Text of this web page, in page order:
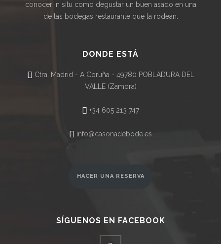
conocer in situ como degustar un buen asado en una
de las bodegas restaurante que la rodean.
DONDE ESTÁ
Ctra. Madrid - A Coruña - 49780 POBLADURA DEL
VALLE (Zamora)
+34 605 213 747
info@casonadebode.es
HACER UNA RESERVA
SÍGUENOS EN FACEBOOK